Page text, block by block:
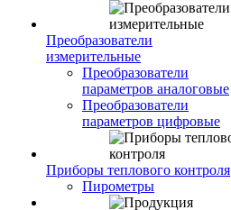
Преобразователи
измерительные
Преобразователи
параметров аналоговые
Преобразователи
параметров цифровые
Приборы теплового контроля
Пирометры